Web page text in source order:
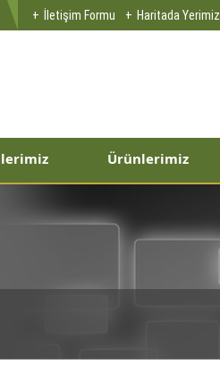
İletişim Formu Haritada Yerimiz
Ürünlerimiz